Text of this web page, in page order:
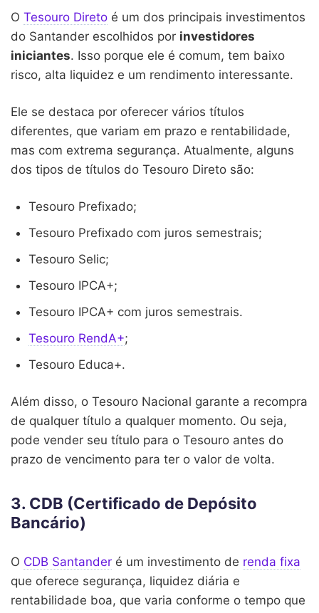
O Tesouro Direto é um dos principais investimentos
do Santander escolhidos por investidores
iniciantes. Isso porque ele é comum, tem baixo
risco, alta liquidez e um rendimento interessante.
Ele se destaca por oferecer vários títulos
diferentes, que variam em prazo e rentabilidade,
mas com extrema segurança. Atualmente, alguns
dos tipos de títulos do Tesouro Direto são:
Tesouro Prefixado;
Tesouro Prefixado com juros semestrais;
Tesouro Selic;
Tesouro IPCA+;
Tesouro IPCA+ com juros semestrais.
Tesouro RendA+;
Tesouro Educa+.
Além disso, o Tesouro Nacional garante a recompra
de qualquer título a qualquer momento. Ou seja,
pode vender seu título para o Tesouro antes do
prazo de vencimento para ter o valor de volta.
3. CDB (Certificado de Depósito
Bancário)
O CDB Santander é um investimento de renda fixa
que oferece segurança, liquidez diária e
rentabilidade boa, que varia conforme o tempo que